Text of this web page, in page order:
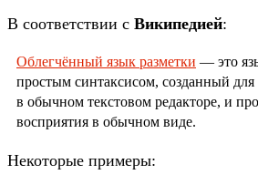
В соответствии с Википедией:
Облегчённый язык разметки — это
простым синтаксисом, созданный для
в обычном текстовом редакторе, и
восприятия в обычном виде.
Некоторые примеры: